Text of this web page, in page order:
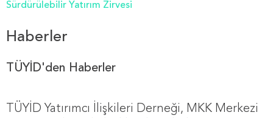
Sürdürülebilir Yatırım Zirvesi
Haberler
TÜYİD'den Haberler
TÜYİD Yatırımcı İlişkileri Derneği, MKK Merkezi